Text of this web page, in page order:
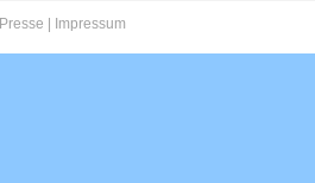
Presse Impressum